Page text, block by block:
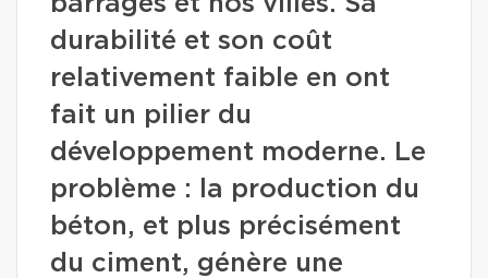
durabilité et son coût
relativement faible en ont
fait un pilier du
développement moderne. Le
problème : la production du
béton, et plus précisément
du ciment, génère une